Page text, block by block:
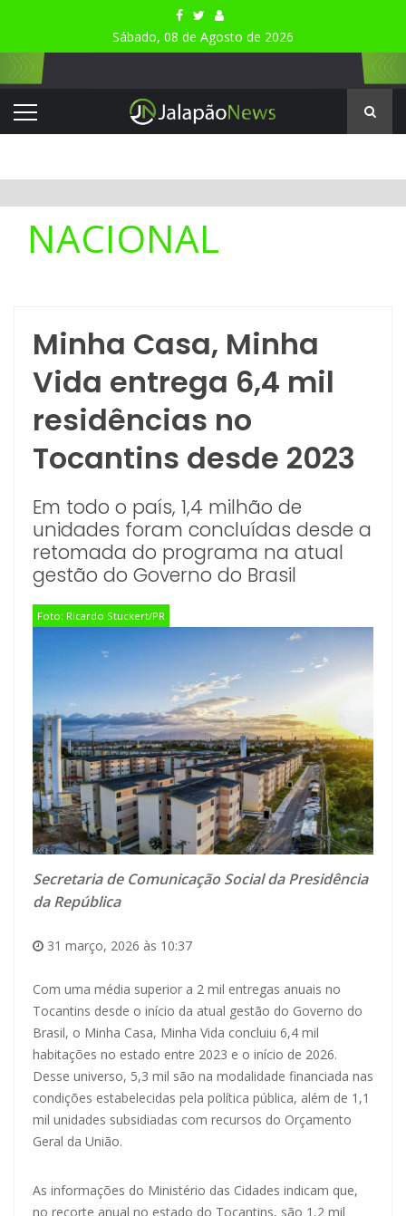
Sábado, 08 de Agosto de 2026
NACIONAL
Minha Casa, Minha
Vida entrega 6,4 mil
residências no
Tocantins desde 2023
Em todo o país, 1,4 milhão de
unidades foram concluídas desde a
retomada do programa na atual
gestão do Governo do Brasil
Foto: Ricardo Stuckert/PR
Secretaria de Comunicação Social da Presidência
da República
31 março, 2026 às 10:37
Com uma média superior a 2 mil entregas anuais no
Tocantins desde o início da atual gestão do Governo do
Brasil, o Minha Casa, Minha Vida concluiu 6,4 mil
habitações no estado entre 2023 e o início de 2026.
Desse universo, 5,3 mil são na modalidade financiada nas
condições estabelecidas pela política pública, além de 1,1
mil unidades subsidiadas com recursos do Orçamento
Geral da União.
As informações do Ministério das Cidades indicam que,
no recorte anual no estado do Tocantins, são 1,2 mil